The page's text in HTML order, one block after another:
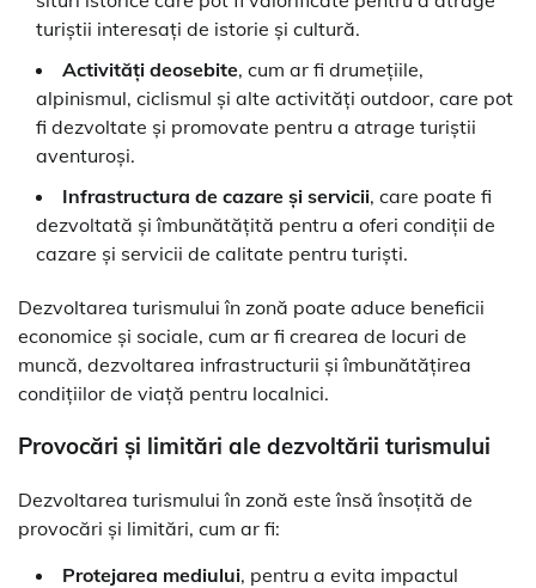
turiștii interesați de istorie și cultură.
Activități deosebite, cum ar fi drumețiile,
alpinismul, ciclismul și alte activități outdoor, care pot
fi dezvoltate și promovate pentru a atrage turiștii
aventuroși.
Infrastructura de cazare și servicii, care poate fi
dezvoltată și îmbunătățită pentru a oferi condiții de
cazare și servicii de calitate pentru turiști.
Dezvoltarea turismului în zonă poate aduce beneficii
economice și sociale, cum ar fi crearea de locuri de
muncă, dezvoltarea infrastructurii și îmbunătățirea
condițiilor de viață pentru localnici.
Provocări și limitări ale dezvoltării turismului
Dezvoltarea turismului în zonă este însă însoțită de
provocări și limitări, cum ar fi:
Protejarea mediului, pentru a evita impactul